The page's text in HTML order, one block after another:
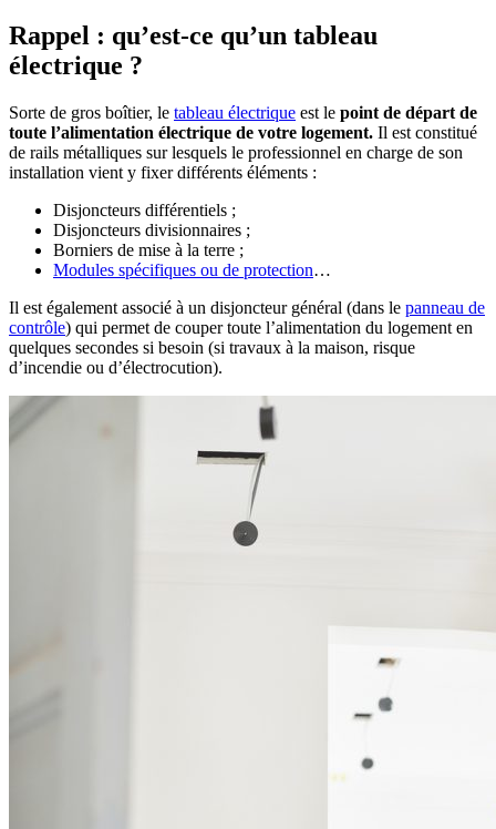
Rappel : qu’est-ce qu’un tableau
électrique ?
Sorte de gros boîtier, le tableau électrique est le point de départ de
toute l’alimentation électrique de votre logement. Il est constitué
de rails métalliques sur lesquels le professionnel en charge de son
installation vient y fixer différents éléments :
Disjoncteurs différentiels ;
Disjoncteurs divisionnaires ;
Borniers de mise à la terre ;
Modules spécifiques ou de protection…
Il est également associé à un disjoncteur général (dans le panneau de
contrôle) qui permet de couper toute l’alimentation du logement en
quelques secondes si besoin (si travaux à la maison, risque
d’incendie ou d’électrocution).